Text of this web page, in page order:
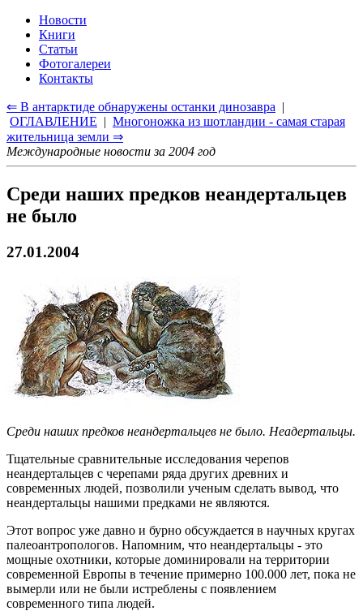
Новости
Книги
Статьи
Фотогалереи
Контакты
⇐ В антарктиде обнаружены останки динозавра |
ОГЛАВЛЕНИЕ | Многоножка из шотландии - самая старая
жительница земли ⇒
Международные новости за 2004 год
Среди наших предков неандертальцев
не было
27.01.2004
Среди наших предков неандертальцев не было. Неадертальцы.
Тщательные сравнительные исследования черепов
неандертальцев с черепами ряда других древних и
современных людей, позволили ученым сделать вывод, что
неандертальцы нашими предками не являются.
Этот вопрос уже давно и бурно обсуждается в научных кругах
палеоантропологов. Напомним, что неандертальцы - это
мощные охотники, которые доминировали на территории
современной Европы в течение примерно 100.000 лет, пока не
вымерли или не были истреблены с появлением
современного типа людей.